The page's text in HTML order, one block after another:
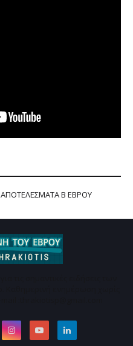
ΑΠΟΤΕΛΕΣΜΑΤΑ Β ΕΒΡΟΥ